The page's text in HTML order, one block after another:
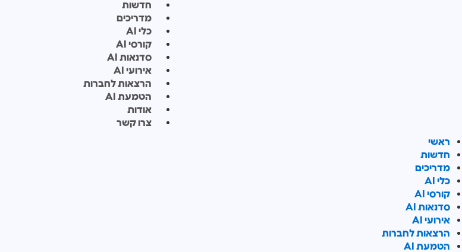
חדשות
מדריכים
כלי AI
קורסי AI
סדנאות AI
אירועי AI
הרצאות לחברות
הטמעת AI
אודות
צרו קשר
ראשי
חדשות
מדריכים
כלי AI
קורסי AI
סדנאות AI
אירועי AI
הרצאות לחברות
הטמעת AI